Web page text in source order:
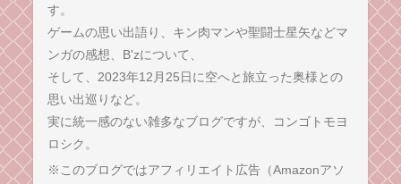
す。
ゲームの思い出語り、キン肉マンや聖闘士星矢などマ
ンガの感想、B'zについて、
そして、2023年12月25日に空へと旅立った奥様との
思い出巡りなど。
実に統一感のない雑多なブログですが、コンゴトモヨ
ロシク。
※このブログではアフィリエイト広告（Amazonアソ